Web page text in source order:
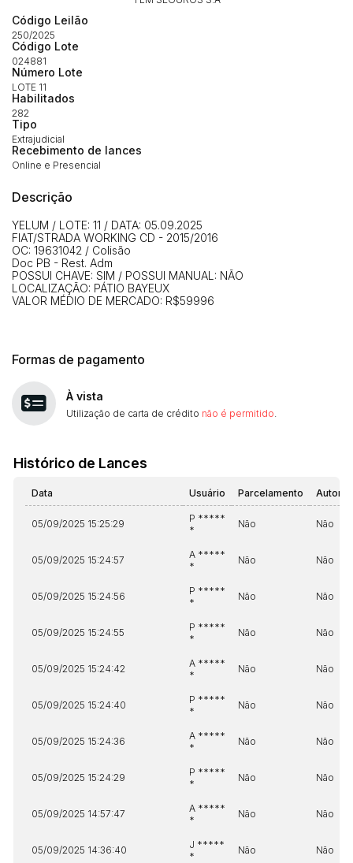
Código Leilão
250/2025
Código Lote
024881
Número Lote
LOTE 11
Habilitados
282
Tipo
Extrajudicial
Recebimento de lances
Online e Presencial
Descrição
YELUM / LOTE: 11 / DATA: 05.09.2025
FIAT/STRADA WORKING CD - 2015/2016
OC: 19631042 / Colisão
Doc PB - Rest. Adm
POSSUI CHAVE: SIM / POSSUI MANUAL: NÃO
LOCALIZAÇÃO: PÁTIO BAYEUX
VALOR MÉDIO DE MERCADO: R$59996
Formas de pagamento
À vista
Utilização de carta de crédito não é permitido
Histórico de Lances
Data Usuário Parcelamento
05/09/2025 15:25:29
P *****
*
Não Não
05/09/2025 15:24:57
A *****
*
Não Não
05/09/2025 15:24:56
P *****
*
Não Não
05/09/2025 15:24:55
P *****
*
Não Não
05/09/2025 15:24:42
A *****
*
Não Não
05/09/2025 15:24:40
P *****
*
Não Não
05/09/2025 15:24:36
A *****
*
Não Não
05/09/2025 15:24:29
P *****
*
Não Não
05/09/2025 14:57:47
A *****
*
Não Não
05/09/2025 14:36:40
J *****
*
Não Não
Envie sua Proposta
(Art. 895, CPC)
Data
14/04/2025 18:43:11 TIAGOFELIPE
14/04/2025 18:43:11 TIAGOFELIPE
Clique aqui para fazer login
Habilite-se para efetuar lances ou
propostas